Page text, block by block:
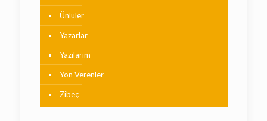
Ünlüler
Yazarlar
Yazılarım
Yön Verenler
Zibeç